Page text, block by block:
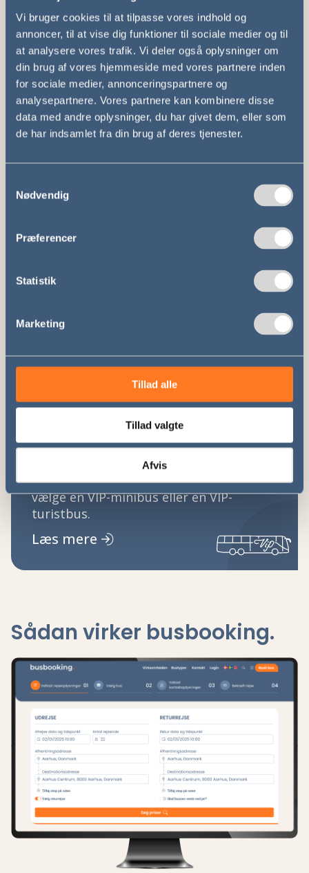
Vi bruger cookies til at tilpasse vores indhold og
annoncer, til at vise dig funktioner til sociale medier og til
at analysere vores trafik. Vi deler også oplysninger om
din brug af vores hjemmeside med vores partnere inden
for sociale medier, annonceringspartnere og
analysepartnere. Vores partnere kan kombinere disse
data med andre oplysninger, du har givet dem, eller som
de har indsamlet fra din brug af deres tjenester.
Nødvendig
Præferencer
Statistik
Marketing
Tillad alle
Tillad valgte
Afvis
VIP-turistbus
I vores VIP-turistbusser er der ofte kælet
for detaljerne. Hvilket gør dem specielt
egnede til virksomhedskørsel eller andre
Dobbeltdækker
Her på portalen kan du finde
dobbeltdækkerbusser i mange
ofte til firmaarrangementer, skiture eller
Læs mere
Partybus
Her på portalen udlejer vi ikke
partybusser. Et billigere alternativ er at
vælge en VIP-minibus eller en VIP-
turistbus.
Læs mere
Sådan virker busbooking.